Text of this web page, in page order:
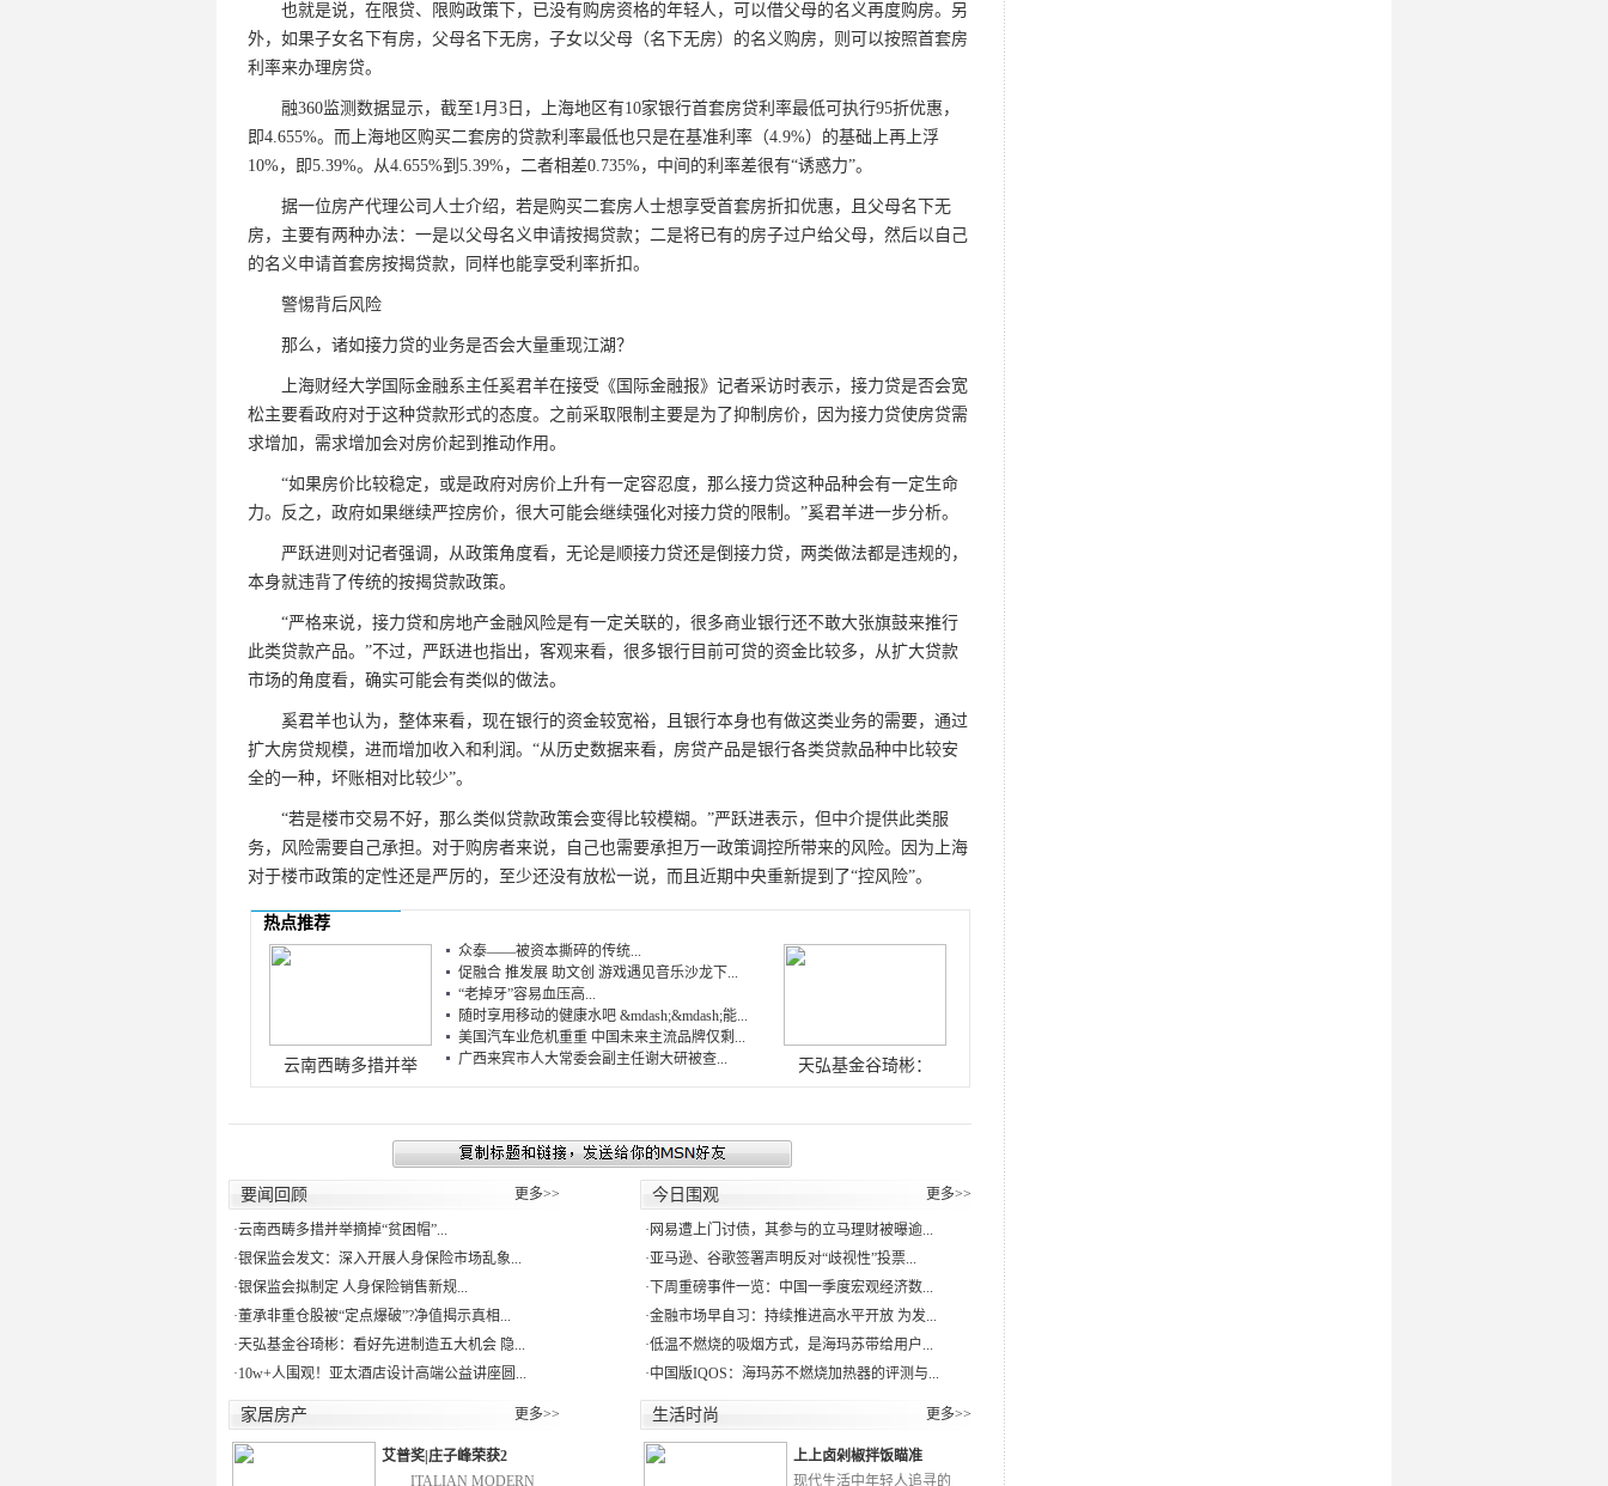
也就是说，在限贷、限购政策下，已没有购房资格的年轻人，可以借父母的名义再度购房。另
外，如果子女名下有房，父母名下无房，子女以父母（名下无房）的名义购房，则可以按照首套房
利率来办理房贷。
融360监测数据显示，截至1月3日，上海地区有10家银行首套房贷利率最低可执行95折优惠，
即4.655%。而上海地区购买二套房的贷款利率最低也只是在基准利率（4.9%）的基础上再上浮
10%，即5.39%。从4.655%到5.39%，二者相差0.735%，中间的利率差很有“诱惑力”。
据一位房产代理公司人士介绍，若是购买二套房人士想享受首套房折扣优惠，且父母名下无
房，主要有两种办法：一是以父母名义申请按揭贷款；二是将已有的房子过户给父母，然后以自己
的名义申请首套房按揭贷款，同样也能享受利率折扣。
警惕背后风险
那么，诸如接力贷的业务是否会大量重现江湖？
上海财经大学国际金融系主任奚君羊在接受《国际金融报》记者采访时表示，接力贷是否会宽
松主要看政府对于这种贷款形式的态度。之前采取限制主要是为了抑制房价，因为接力贷使房贷需
求增加，需求增加会对房价起到推动作用。
“如果房价比较稳定，或是政府对房价上升有一定容忍度，那么接力贷这种品种会有一定生命
力。反之，政府如果继续严控房价，很大可能会继续强化对接力贷的限制。”奚君羊进一步分析。
严跃进则对记者强调，从政策角度看，无论是顺接力贷还是倒接力贷，两类做法都是违规的，
本身就违背了传统的按揭贷款政策。
“严格来说，接力贷和房地产金融风险是有一定关联的，很多商业银行还不敢大张旗鼓来推行
此类贷款产品。”不过，严跃进也指出，客观来看，很多银行目前可贷的资金比较多，从扩大贷款
市场的角度看，确实可能会有类似的做法。
奚君羊也认为，整体来看，现在银行的资金较宽裕，且银行本身也有做这类业务的需要，通过
扩大房贷规模，进而增加收入和利润。“从历史数据来看，房贷产品是银行各类贷款品种中比较安
全的一种，坏账相对比较少”。
“若是楼市交易不好，那么类似贷款政策会变得比较模糊。”严跃进表示，但中介提供此类服
务，风险需要自己承担。对于购房者来说，自己也需要承担万一政策调控所带来的风险。因为上海
对于楼市政策的定性还是严厉的，至少还没有放松一说，而且近期中央重新提到了“控风险”。
热点推荐
云南西畴多措并举
众泰——被资本撕碎的传统...
促融合 推发展 助文创 游戏遇见音乐沙龙下...
“老掉牙”容易血压高...
随时享用移动的健康水吧 &mdash;&mdash;能...
美国汽车业危机重重 中国未来主流品牌仅剩...
广西来宾市人大常委会副主任谢大研被查...
天弘基金谷琦彬：
要闻回顾 更多>>
·云南西畴多措并举摘掉“贫困帽”...
·银保监会发文：深入开展人身保险市场乱象...
·银保监会拟制定 人身保险销售新规...
·董承非重仓股被“定点爆破”?净值揭示真相...
·天弘基金谷琦彬：看好先进制造五大机会 隐...
·10w+人围观！亚太酒店设计高端公益讲座圆...
今日围观 更多>>
· 网易遭上门讨债，其参与的立马理财被曝逾...
·亚马逊、谷歌签署声明反对“歧视性”投票...
· 下周重磅事件一览：中国一季度宏观经济数...
·金融市场早自习：持续推进高水平开放 为发...
·低温不燃烧的吸烟方式，是海玛苏带给用户...
·中国版IQOS：海玛苏不燃烧加热器的评测与...
家居房产 更多>>
艾普奖|庄子峰荣获2
ITALIAN MODERN
生活时尚 更多>>
上上卤剁椒拌饭瞄准
现代生活中年轻人追寻的